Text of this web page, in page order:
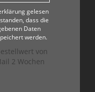
gelesen
dass die
Daten
werden.
von
2 Wochen